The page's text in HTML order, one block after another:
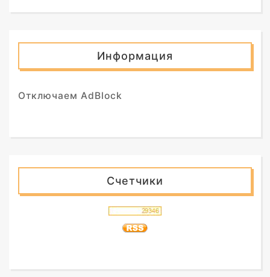
Информация
Отключаем AdBlock
Счетчики